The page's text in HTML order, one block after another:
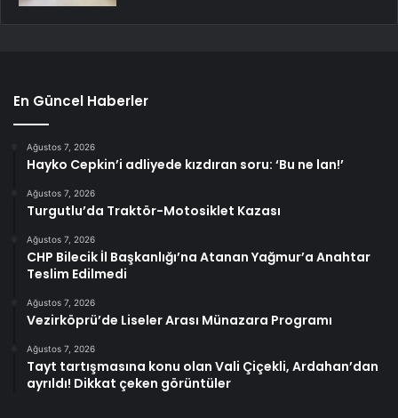
En Güncel Haberler
Ağustos 7, 2026
Hayko Cepkin’i adliyede kızdıran soru: ‘Bu ne lan!’
Ağustos 7, 2026
Turgutlu’da Traktör-Motosiklet Kazası
Ağustos 7, 2026
CHP Bilecik İl Başkanlığı’na Atanan Yağmur’a Anahtar
Teslim Edilmedi
Ağustos 7, 2026
Vezirköprü’de Liseler Arası Münazara Programı
Ağustos 7, 2026
Tayt tartışmasına konu olan Vali Çiçekli, Ardahan’dan
ayrıldı! Dikkat çeken görüntüler